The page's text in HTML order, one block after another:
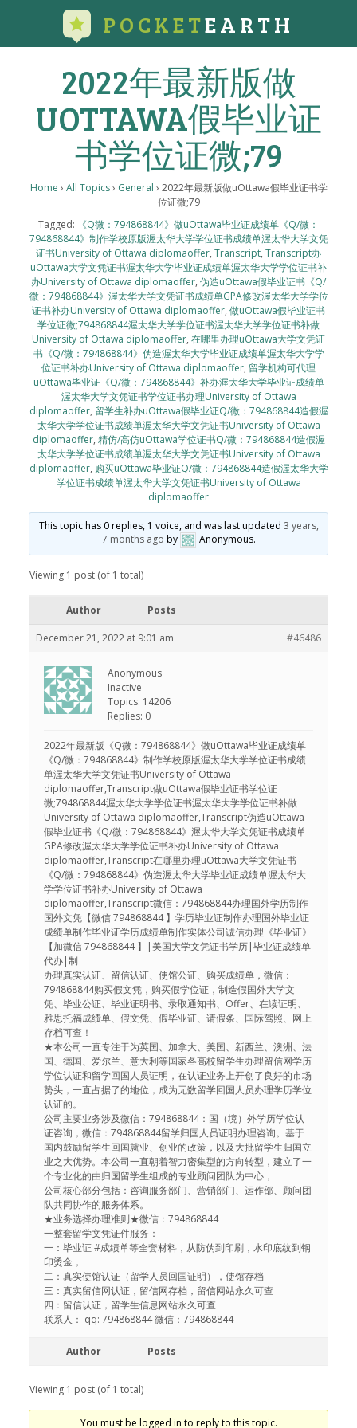
POCKETEARTH
2022年最新版做
UOTTAWA假毕业证
书学位证微;79
Home › All Topics › General › 2022年最新版做uOttawa假毕业证书学
位证微;79
Tagged:
《Q微：794868844》做uOttawa毕业证成绩单《Q/微：
794868844》制作学校原版渥太华大学学位证书成绩单渥太华大学文凭
证书University of Ottawa diplomaoffer, Transcript, Transcript办
uOttawa大学文凭证书渥太华大学毕业证成绩单渥太华大学学位证书补
办University of Ottawa diplomaoffer, 伪造uOttawa假毕业证书《Q/
微：794868844》渥太华大学文凭证书成绩单GPA修改渥太华大学学位
证书补办University of Ottawa diplomaoffer, 做uOttawa假毕业证书
学位证微;794868844渥太华大学学位证书渥太华大学学位证书补做
University of Ottawa diplomaoffer, 在哪里办理uOttawa大学文凭证
书《Q/微：794868844》伪造渥太华大学毕业证成绩单渥太华大学学
位证书补办University of Ottawa diplomaoffer, 留学机构可代理
uOttawa毕业证《Q/微：794868844》补办渥太华大学毕业证成绩单
渥太华大学文凭证书学位证书办理University of Ottawa
diplomaoffer, 留学生补办uOttawa假毕业证Q/微：794868844造假渥
太华大学学位证书成绩单渥太华大学文凭证书University of Ottawa
diplomaoffer, 精仿/高仿uOttawa学位证书Q/微：794868844造假渥
太华大学学位证书成绩单渥太华大学文凭证书University of Ottawa
diplomaoffer, 购买uOttawa毕业证Q/微：794868844造假渥太华大学
学位证书成绩单渥太华大学文凭证书University of Ottawa
diplomaoffer
This topic has 0 replies, 1 voice, and was last updated 3 years,
7 months ago by Anonymous.
Viewing 1 post (of 1 total)
Author Posts
December 21, 2022 at 9:01 am #46486
Anonymous
Inactive
Topics: 14206
Replies: 0
2022年最新版《Q微：794868844》做uOttawa毕业证成绩单
《Q/微：794868844》制作学校原版渥太华大学学位证书成绩
单渥太华大学文凭证书University of Ottawa
diplomaoffer,Transcript做uOttawa假毕业证书学位证
微;794868844渥太华大学学位证书渥太华大学学位证书补做
University of Ottawa diplomaoffer,Transcript伪造uOttawa
假毕业证书《Q/微：794868844》渥太华大学文凭证书成绩单
GPA修改渥太华大学学位证书补办University of Ottawa
diplomaoffer,Transcript在哪里办理uOttawa大学文凭证书
《Q/微：794868844》伪造渥太华大学毕业证成绩单渥太华大
学学位证书补办University of Ottawa
diplomaoffer,Transcript微信：794868844办理国外学历制作
国外文凭【微信 794868844 】学历毕业证制作办理国外毕业证
成绩单制作毕业证学历成绩单制作实体公司诚信办理《毕业证》
【加微信 794868844 】|美国大学文凭证书学历|毕业证成绩单
代办|制
办理真实认证、留信认证、使馆公证、购买成绩单，微信：
794868844购买假文凭，购买假学位证，制造假国外大学文
凭、毕业公证、毕业证明书、录取通知书、Offer、在读证明、
雅思托福成绩单、假文凭、假毕业证、请假条、国际驾照、网上
存档可查！
★本公司一直专注于为英国、加拿大、美国、新西兰、澳洲、法
国、德国、爱尔兰、意大利等国家各高校留学生办理留信网学历
学位认证和留学回国人员证明，在认证业务上开创了良好的市场
势头，一直占据了的地位，成为无数留学回国人员办理学历学位
认证的。
公司主要业务涉及微信：794868844：国（境）外学历学位认
证咨询，微信：794868844留学归国人员证明办理咨询。基于
国内鼓励留学生回国就业、创业的政策，以及大批留学生归国立
业之大优势。本公司一直朝着智力密集型的方向转型，建立了一
个专业化的由归国留学生组成的专业顾问团队为中心，
公司核心部分包括：咨询服务部门、营销部门、运作部、顾问团
队共同协作的服务体系。
★业务选择办理准则★微信：794868844
一整套留学文凭证件服务：
一：毕业证 #成绩单等全套材料，从防伪到印刷，水印底纹到钢
印烫金，
二：真实使馆认证（留学人员回国证明），使馆存档
三：真实留信网认证，留信网存档，留信网站永久可查
四：留信认证，留学生信息网站永久可查
联系人： qq: 794868844 微信：794868844
Author Posts
Viewing 1 post (of 1 total)
You must be logged in to reply to this topic.